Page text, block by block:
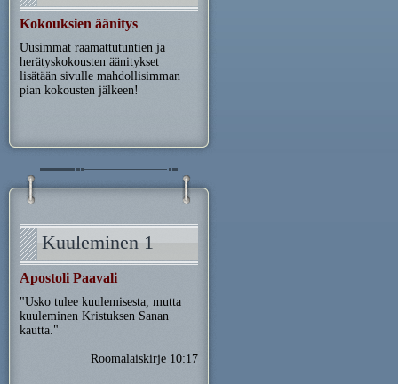
Kokouksien äänitys
Uusimmat raamattutuntien ja
herätyskokousten äänitykset
lisätään sivulle mahdollisimman
pian kokousten jälkeen!
Kuuleminen 1
Apostoli Paavali
"Usko tulee kuulemisesta, mutta
kuuleminen Kristuksen Sanan
kautta."
Roomalaiskirje 10:17